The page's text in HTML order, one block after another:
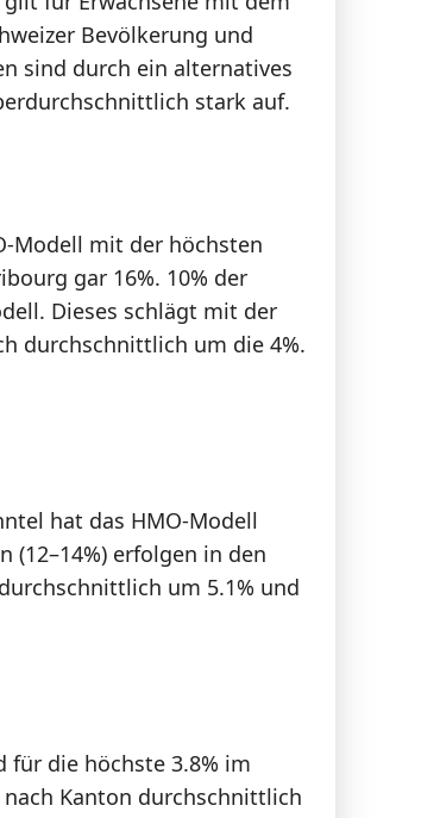
Bevölkerung und
sind durch ein alternatives
stark auf.
Modell mit der höchsten
gar 16%. 10% der
Dieses schlägt mit der
durchschnittlich um die 4%.
hat das HMO-Modell
erfolgen in den
um 5.1% und
für die höchste 3.8% im
Kanton durchschnittlich